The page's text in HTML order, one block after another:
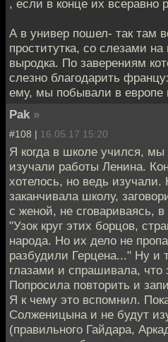
, если в конце их всеравно
А в универ пошел- так там
проститутка, со слезами
выродка. По заверениям
слезно благодарить
ему, мы побывали в европе
Pak »
#108 | 16.05.17 15:20
Я когда в школе учился, мы
изучали работы Ленина.
хотелось, но ведь изучали.
заканчивала школу,
с женой, не сговариваясь,
"Узок круг этих борцов,
народа. Но их дело не
разбудили Герцена..." Ну и
глазами и спрашивала,
Попросила повторить и
Я к чему это вспомнил.
Солженицына и не будут
(правильного Гайдара,